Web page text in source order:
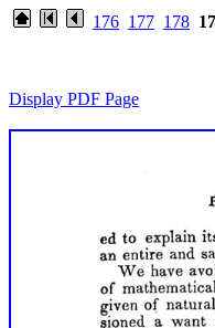
176 177 178
Display PDF Page